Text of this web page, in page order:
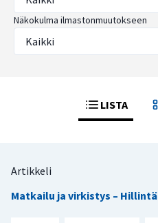
Näkokulma ilmastonmuutokseen
LISTA
Artikkeli
Matkailu ja virkistys – Hillintä